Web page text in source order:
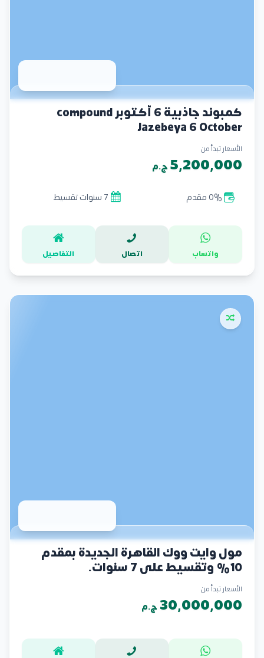
كمبوند جاذبية 6 أكتوبر compound
Jazebeya 6 October
الأسعار تبدأ من
5,200,000 ج.م
0% مقدم 7 سنوات تقسيط
واتساب اتصال التفاصيل
مول وايت ووك القاهرة الجديدة بمقدم
10% وتقسيط على 7 سنوات.
الأسعار تبدأ من
30,000,000 ج.م